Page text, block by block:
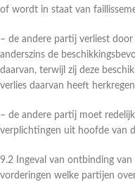
of wordt in staat van
– de andere partij verliest
anderszins de
daarvan, terwijl zij deze
verlies daarvan heeft
– de andere partij moet
verplichtingen uit hoofde van
9.2 Ingeval van ontbinding
vorderingen welke partijen